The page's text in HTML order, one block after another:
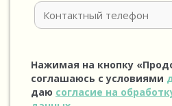
Нажимая на кнопку
соглашаюсь с условиями
даю согласие на